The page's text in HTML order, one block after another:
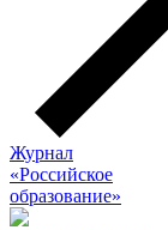
Журнал
«Российское
образование»